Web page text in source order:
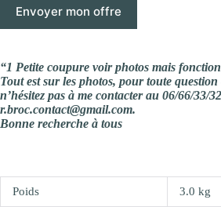
“1 Petite coupure voir photos mais
Tout est sur les photos, pour toute
n’hésitez pas à me contacter au 06/66/33/
r.broc.contact@gmail.com.
Bonne recherche à tous
Poids 3.0 kg